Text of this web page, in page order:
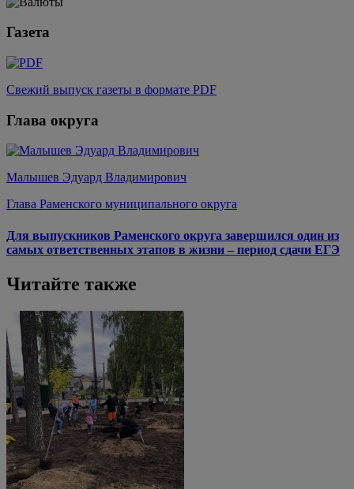
Газета
Свежий выпуск газеты в формате PDF
Глава округа
Малышев Эдуард Владимирович
Глава Раменского муниципального округа
Для выпускников Раменского округа завершился один из
самых ответственных этапов в жизни – период сдачи ЕГЭ
Читайте также